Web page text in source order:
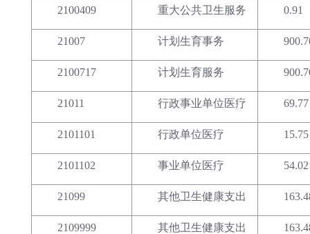
2100409 重大公共卫生服务 0.91
21007 计划生育事务
2100717 计划生育服务
21011 行政事业单位医疗 69.77
2101101 行政单位医疗 15.75
2101102 事业单位医疗 54.02
21099 其他卫生健康支出
2109999 其他卫生健康支出